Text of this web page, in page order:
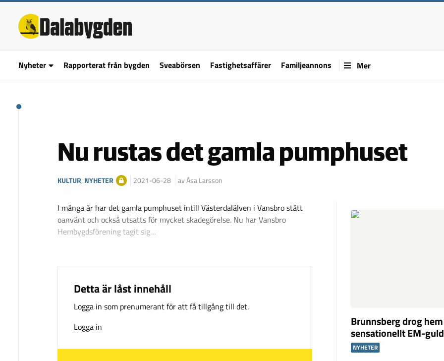
Nyheter Rapporterat från bygden Sveabörsen Fastighetsaffärer Familjeannons Mer
Nu rustas det gamla pumphuset
KULTUR, NYHETER 2021-06-28 av Åsa Larsson
I många år har det gamla pumphuset intill Västerdalälven i Vansbro stått
oanvänt och också utsatts för mycket skadegörelse. Nu har Vansbro
Hembygdsförening tagit sig…
Detta är låst innehåll
Logga in som prenumerant för att få tillgång till det.
Logga in
Brunnsberg drog hem
sensationellt EM-guld
NYHETER